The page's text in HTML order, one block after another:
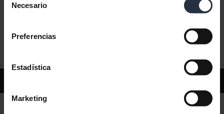
Necesario
Preferencias
Estadística
Marketing